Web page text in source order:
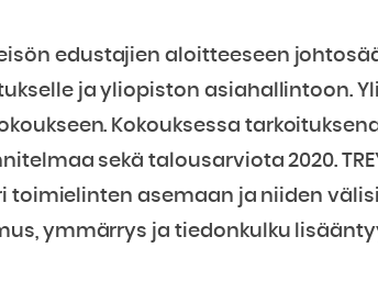
edustajien aloitteeseen
ja yliopiston asiahallintoon.
Kokouksessa
sekä talousarviota 2020.
toimielinten asemaan ja niiden
ymmärrys ja tiedonkulku